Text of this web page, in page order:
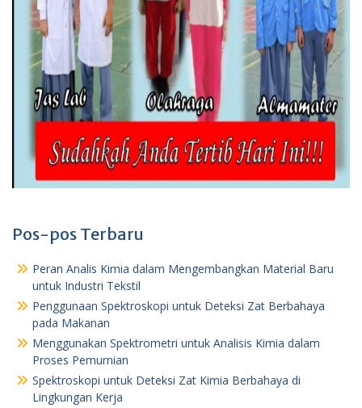
Pos-pos Terbaru
Peran Analis Kimia dalam Mengembangkan Material Baru
untuk Industri Tekstil
Penggunaan Spektroskopi untuk Deteksi Zat Berbahaya
pada Makanan
Menggunakan Spektrometri untuk Analisis Kimia dalam
Proses Pemurnian
Spektroskopi untuk Deteksi Zat Kimia Berbahaya di
Lingkungan Kerja